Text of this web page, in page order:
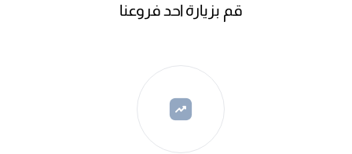
قم بزيارة احد فروعنا